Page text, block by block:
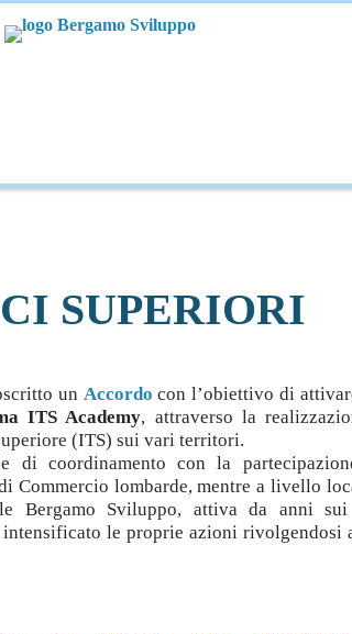
SUPERIORI
un Accordocon l’obiettivo di
ITS Academy, attraverso la
(ITS) sui vari territori.
coordinamento con la
Commercio lombarde, mentre a livello
Bergamo Sviluppo, attiva da anni
le proprie azioni rivolgendosi